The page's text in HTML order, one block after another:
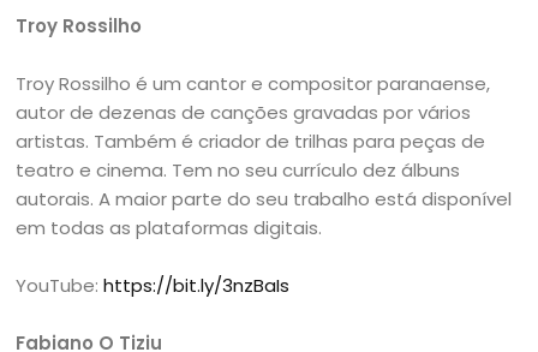
Troy Rossilho
Troy Rossilho é um cantor e compositor paranaense,
autor de dezenas de canções gravadas por vários
artistas. Também é criador de trilhas para peças de
teatro e cinema. Tem no seu currículo dez álbuns
autorais. A maior parte do seu trabalho está disponível
em todas as plataformas digitais.
YouTube:https://bit.ly/3nzBaIs
Fabiano O Tiziu